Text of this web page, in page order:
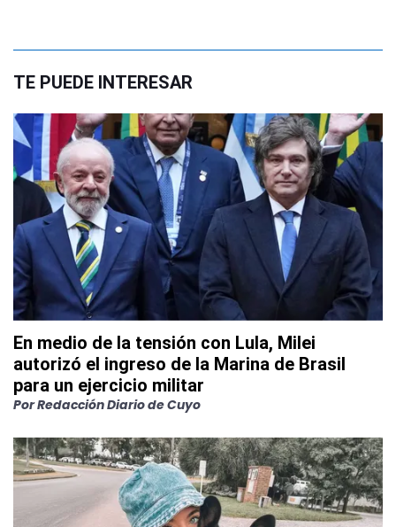
TE PUEDE INTERESAR
En medio de la tensión con Lula, Milei
autorizó el ingreso de la Marina de Brasil
para un ejercicio militar
PorRedacción Diario de Cuyo